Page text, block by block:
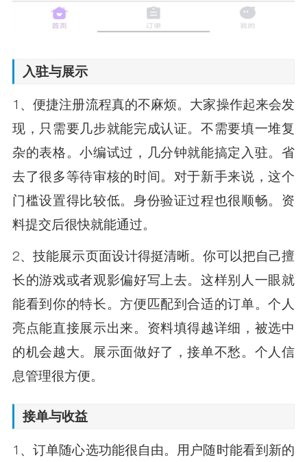
入驻与展示
1、便捷注册流程真的不麻烦。大家操作起来会发
现，只需要几步就能完成认证。不需要填一堆复
杂的表格。小编试过，几分钟就能搞定入驻。省
去了很多等待审核的时间。对于新手来说，这个
门槛设置得比较低。身份验证过程也很顺畅。资
料提交后很快就能通过。
2、技能展示页面设计得挺清晰。你可以把自己擅
长的游戏或者观影偏好写上去。这样别人一眼就
能看到你的特长。方便匹配到合适的订单。个人
亮点能直接展示出来。资料填得越详细，被选中
的机会越大。展示面做好了，接单不愁。个人信
息管理很方便。
接单与收益
1、订单随心选功能很自由。用户随时能看到新的